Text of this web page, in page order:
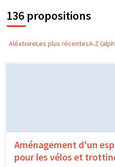
136 propositions
AléatoireLes plus récentesA-Z
Aménagement d'un
pour les vélos et